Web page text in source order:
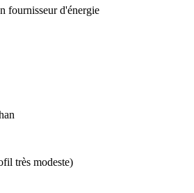
fournisseur d'énergie
très modeste)